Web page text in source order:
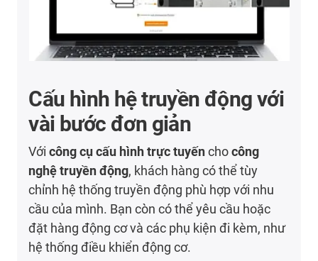
Cấu hình hệ truyền động với
vài bước đơn giản
Vớicông cụ cấu hình trực tuyếnchocông
nghệ truyền động, khách hàng có thể tùy
chỉnh hệ thống truyền động phù hợp với nhu
cầu của mình. Bạn còn có thể yêu cầu hoặc
đặt hàng động cơ và các phụ kiện đi kèm, như
hệ thống điều khiển động cơ.